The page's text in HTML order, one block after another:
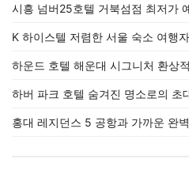
시흥 넘버25호텔 거북섬점 최저가
K 하이스텔 저렴한 서울 숙소 여행
하운드 호텔 해운대 시그니처 환상
하버 파크 호텔 숨겨진 명소로의 초
홍대 레지던스 5 공항과 가까운 완